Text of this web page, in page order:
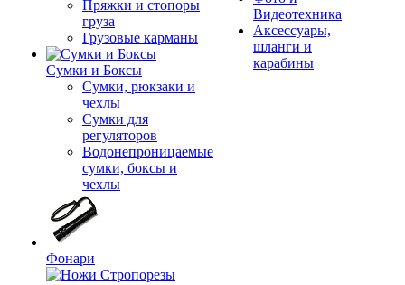
Пряжки и стопоры
груза
Грузовые карманы
Сумки и Боксы
Сумки, рюкзаки и
чехлы
Сумки для
регуляторов
Водонепроницаемые
сумки, боксы и
чехлы
Фонари
Видеотехника
Аксессуары,
шланги и
карабины